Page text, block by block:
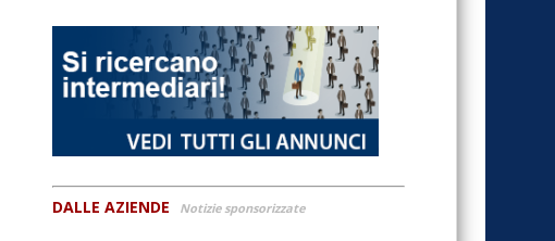
DALLE AZIENDE Notizie sponsorizzate